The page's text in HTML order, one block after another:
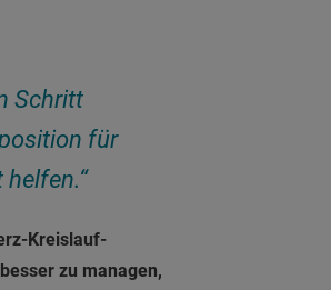
Schritt
für
Kreislauf-
zu managen,